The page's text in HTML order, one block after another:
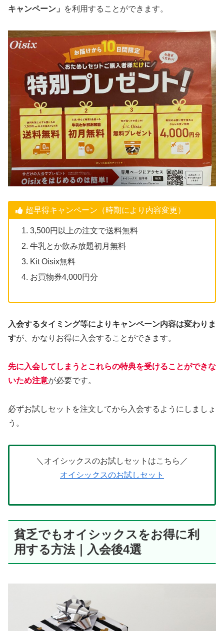
キャンペーン」
を利用することができます。
超早得キャンペーン（時期により内容変更）
3,500円以上の注文で送料無料
牛乳とか飲み放題初月無料
Kit Oisix無料
お買物券4,000円分
入会するタイミング等によりキャンペーン内容は変わりま
すが、かなりお得に入会することができます。
先に入会してしまうとこれらの特典を受けることができな
いため注意が必要です。
必ずお試しセットを注文してから入会するようにしましょ
う。
＼オイシックスのお試しセットはこちら／
オイシックスのお試しセット
貧乏でもオイシックスをお得に利
用する方法｜入会後4選